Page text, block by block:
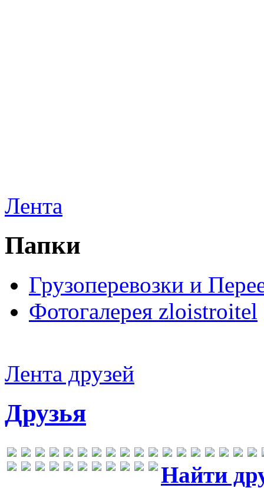
Лента
Папки
Грузоперевозки и
Фотогалерея zloistroitel
Лента друзей
Друзья
Найти